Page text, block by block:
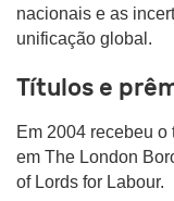
nacionais e as
unificação global.
Títulos e
Em 2004 recebeu
em The London
of Lords for Labour.